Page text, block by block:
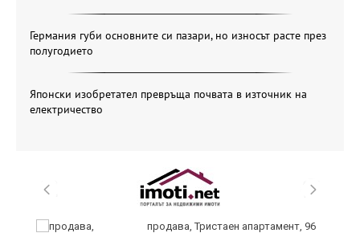
Германия губи основните си пазари, но износът расте през
полугодието
Японски изобретател превръща почвата в източник на
електричество
продава, Тристаен апартамент, 96